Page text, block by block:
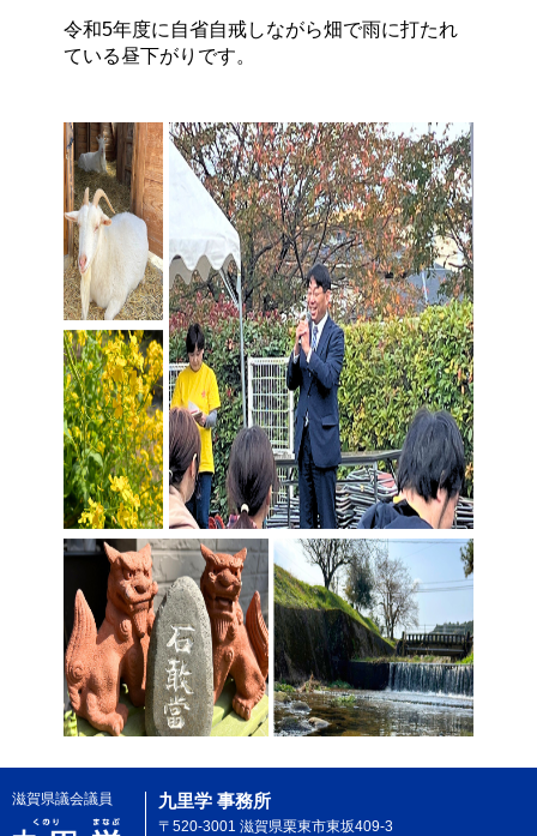
令和5年度に自省自戒しながら畑で雨に打たれ
ている昼下がりです。
滋賀県議会議員 九里学 事務所
〒520-3001 滋賀県栗東市東坂409-3